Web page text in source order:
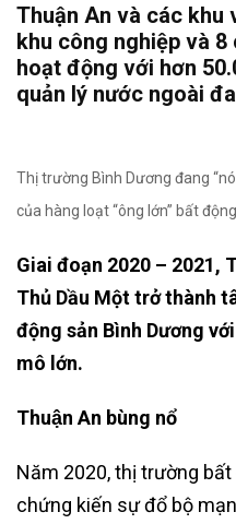
Thuận An và các khu
khu công nghiệp và
hoạt động với hơn
quản lý nước ngoài
Thị trường Bình Dương đang
của hàng loạt “ông lớn” bất
Giai đoạn 2020 – 2021,
Thủ Dầu Một trở thành
động sản Bình Dương
mô lớn.
Thuận An bùng nổ
Năm 2020, thị trường
chứng kiến sự đổ bộ